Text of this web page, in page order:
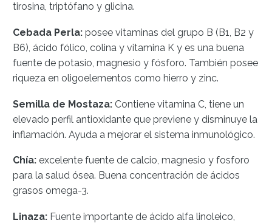
tirosina, triptófano y glicina.
Cebada Perla: posee vitaminas del grupo B (B1, B2 y
B6), ácido fólico, colina y vitamina K y es una buena
fuente de potasio, magnesio y fósforo. También posee
riqueza en oligoelementos como hierro y zinc.
Semilla de Mostaza: Contiene vitamina C, tiene un
elevado perfil antioxidante que previene y disminuye la
inflamación. Ayuda a mejorar el sistema inmunológico.
Chía: excelente fuente de calcio, magnesio y fosforo
para la salud ósea. Buena concentración de ácidos
grasos omega-3.
Linaza: Fuente importante de ácido alfa linoleico,